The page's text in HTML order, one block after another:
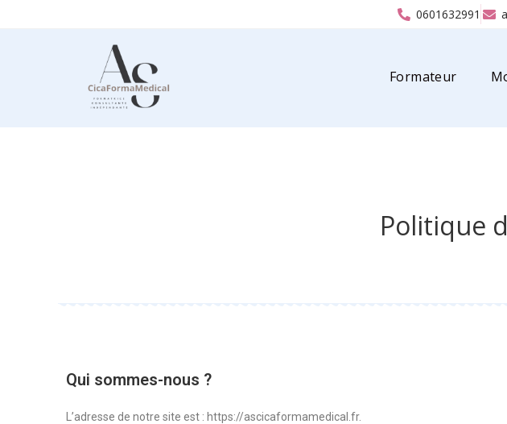
0601632991
Formateur
Politique
Qui sommes-nous ?
L’adresse de notre site est : https://ascicaformamedical.fr.